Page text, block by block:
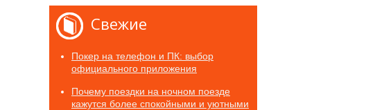
Свежие
Покер на телефон и ПК: выбор
официального приложения
Почему поездки на ночном поезде
кажутся более спокойными и уютными